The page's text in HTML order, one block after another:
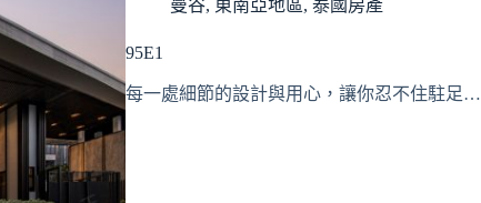
曼谷, 東南亞地區, 泰國房產
95E1
每一處細節的設計與用心，讓你忍不住駐足…